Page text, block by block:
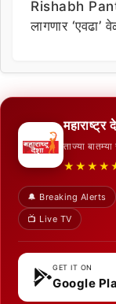
Rishabh Pant
लागणार ‘एवढा’
ताज्या
🔔 Breaking Alerts
📺 Live TV
GET IT ON
Google